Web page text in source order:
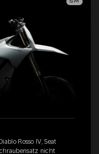
SM
Rosso IV, Seat
nicht